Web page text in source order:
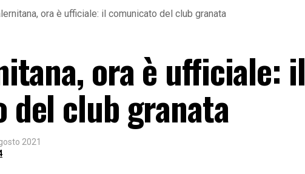
ora è ufficiale: il comunicato del club granata
ora è ufficiale: il
del club granata
2021